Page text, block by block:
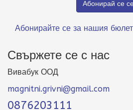
Абонирайте се за нашия
Свържете се с нас
Вивабук ООД
magnitni.grivni@gmail.com
0876203111